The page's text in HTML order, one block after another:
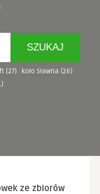
(27) koło Sławna (26)
ze zbiorów